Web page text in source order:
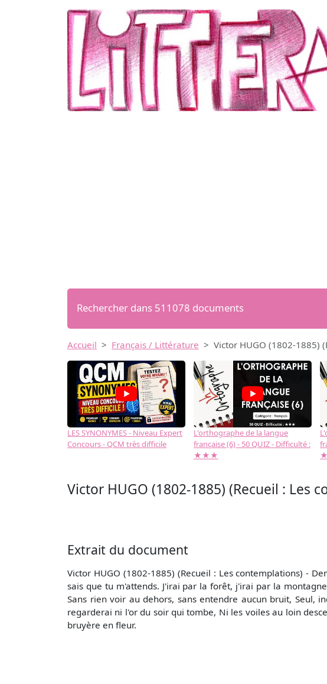
Rechercher dans 511078 documents
Accueil Français / Littérature Victor HUGO (1802-1885)
LES SYNONYMES - Niveau Expert
Concours - QCM très difficile
L'orthographe de la langue
française (6) - 50 QUIZ - Difficulté :
★★★
Victor HUGO (1802-1885) (Recueil : Les
Extrait du document
Victor HUGO (1802-1885) (Recueil : Les contemplations) -
sais que tu m'attends. J'irai par la forêt, j'irai par la
Sans rien voir au dehors, sans entendre aucun bruit, Seul,
regarderai ni l'or du soir qui tombe, Ni les voiles au loin
bruyère en fleur.